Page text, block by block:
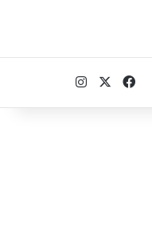
فيسبوكانستقرام